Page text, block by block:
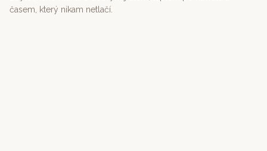
časem, který nikam netlačí.